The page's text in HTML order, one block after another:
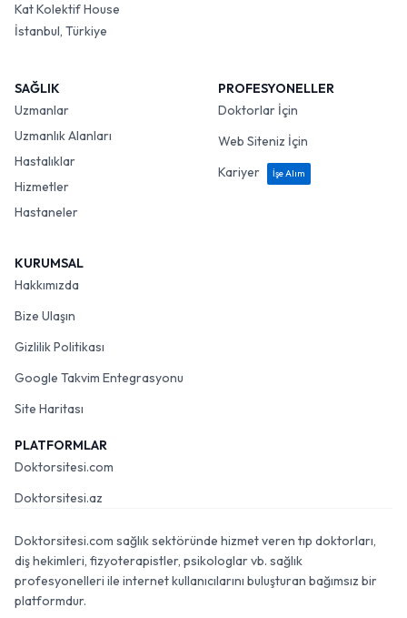
Kat Kolektif House
İstanbul, Türkiye
SAĞLIK
Uzmanlar
Uzmanlık Alanları
Hastalıklar
Hizmetler
Hastaneler
PROFESYONELLER
Doktorlar İçin
Web Siteniz İçin
Kariyer
İşe Alım
KURUMSAL
Hakkımızda
Bize Ulaşın
Gizlilik Politikası
Google Takvim Entegrasyonu
Site Haritası
PLATFORMLAR
Doktorsitesi.com
Doktorsitesi.az
Doktorsitesi.com sağlık sektöründe hizmet veren tıp doktorları,
diş hekimleri, fizyoterapistler, psikologlar vb. sağlık
profesyonelleri ile internet kullanıcılarını buluşturan bağımsız bir
platformdur.